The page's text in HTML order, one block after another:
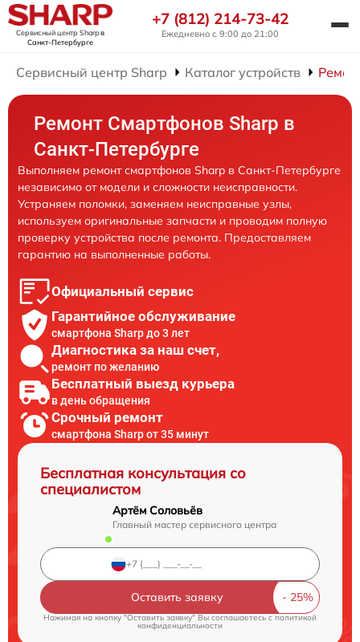
Сервисный центр Sharpв
Санкт-Петербурге
+7 (812) 214-73-42
Ежедневно с 9:00 до 21:00
Сервисный центр Sharp Каталог устройств
Ремонт Смартфонов Sharp в
Санкт-Петербурге
Выполняем ремонт смартфонов Sharp в Санкт-Петербурге
независимо от модели и сложности неисправности.
Устраняем поломки, заменяем неисправные узлы,
используем оригинальные запчасти и проводим полную
проверку устройства после ремонта. Предоставляем
гарантию на выполненные работы.
Официальный сервис
Гарантийное обслуживание
смартфона Sharp до 3 лет
Диагностика за наш счет,
ремонт по желанию
Бесплатный выезд курьера
в день обращения
Срочный ремонт
смартфона Sharp от 35 минут
Бесплатная консультация со
специалистом
Артём Соловьёв
Главный мастер сервисного центра
Оставить заявку
Нажимая на кнопку "Оставить заявку" Вы соглашаетесь cполитикой
конфиденциальности